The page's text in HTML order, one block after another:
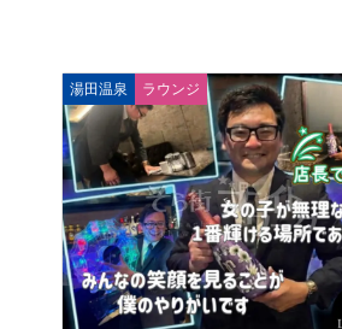
湯田温泉 ラウンジ